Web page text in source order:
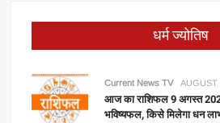
धर्म ज्योतिष
Current News TV AUGUST
आज का राशिफल 9 अगस्त
भविष्यफल, किसे मिलेगा धन